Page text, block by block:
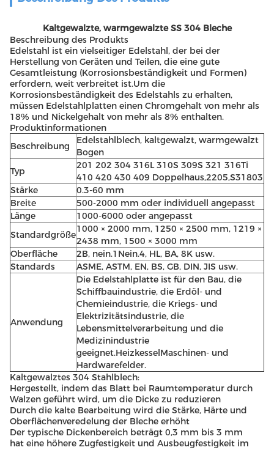
Kaltgewalzte, warmgewalzte SS 304 Bleche
Beschreibung des Produkts
Edelstahl ist ein vielseitiger Edelstahl, der bei der
Herstellung von Geräten und Teilen, die eine gute
Gesamtleistung (Korrosionsbeständigkeit und Formen)
erfordern, weit verbreitet ist.Um die
Korrosionsbeständigkeit des Edelstahls zu erhalten,
müssen Edelstahlplatten einen Chromgehalt von mehr als
18% und Nickelgehalt von mehr als 8% enthalten.
Produktinformationen
Beschreibung
Edelstahlblech, kaltgewalzt, warmgewalzt
Bogen
Typ
201 202 304 316L 310S 309S 321 316Ti
410 420 430 409 Doppelhaus,2205,S31803
Stärke
0.3-60 mm
Breite
500-2000 mm oder individuell angepasst
Länge
1000-6000 oder angepasst
Standardgröße
1000 × 2000 mm, 1250 × 2500 mm, 1219 ×
2438 mm, 1500 × 3000 mm
Oberfläche
2B, nein.1Nein.4, HL, BA, 8K usw.
Standards
ASME, ASTM, EN, BS, GB, DIN, JIS usw.
Anwendung
Die Edelstahlplatte ist für den Bau, die
Schiffbauindustrie, die Erdöl- und
Chemieindustrie, die Kriegs- und
Elektrizitätsindustrie, die
Lebensmittelverarbeitung und die
Medizinindustrie
geeignet.HeizkesselMaschinen- und
Hardwarefelder.
Kaltgewalztes 304 Stahlblech:
Hergestellt, indem das Blatt bei Raumtemperatur durch
Walzen geführt wird, um die Dicke zu reduzieren
Durch die kalte Bearbeitung wird die Stärke, Härte und
Oberflächenveredelung der Bleche erhöht
Der typische Dickenbereich beträgt 0,3 mm bis 3 mm
hat eine höhere Zugfestigkeit und Ausbeugfestigkeit im